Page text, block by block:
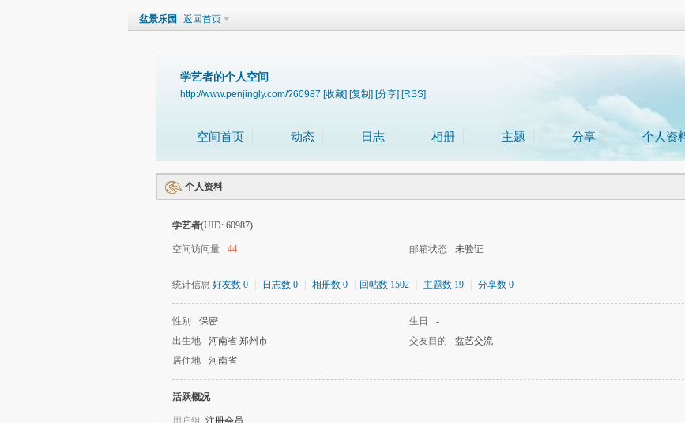
盆景乐园 返回首页
学艺者的个人空间
http://www.penjingly.com/?60987 [收藏] [复制] [分享] [RSS]
空间首页 动态 日志 相册 主题 分享 个人资
个人资料
学艺者(UID: 60987)
空间访问量 44 邮箱状态 未验证
统计信息 好友数 0 日志数 0 相册数 0 回帖数 1502 主题数 19 分享数 0
性别 保密 生日
-
出生地
河南省 郑州市 交友目的
盆艺交流
居住地
河南省
活跃概况
用户组 注册会员